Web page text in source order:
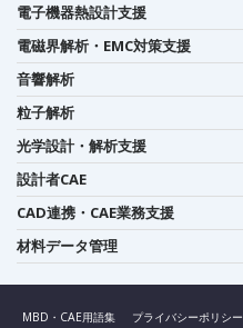
電子機器熱設計支援
電磁界解析・EMC対策支援
音響解析
粒子解析
光学設計・解析支援
設計者CAE
CAD連携・CAE業務支援
材料データ管理
MBD・CAE用語集 プライバシーポリシー